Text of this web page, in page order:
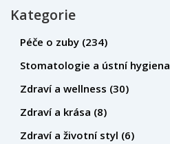
Kategorie
Péče o zuby (234)
Stomatologie a ústní hygiena
Zdraví a wellness (30)
Zdraví a krása (8)
Zdraví a životní styl (6)